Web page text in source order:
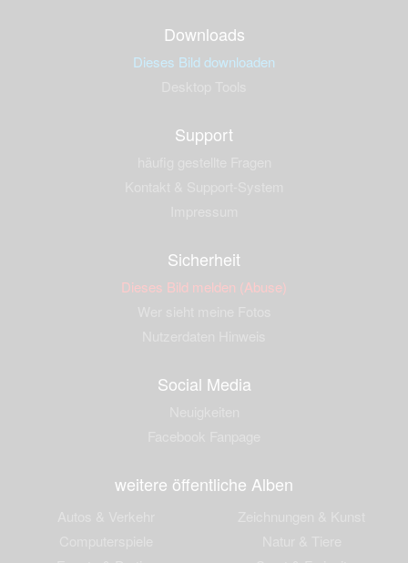
Downloads
Dieses Bild downloaden
Support
Sicherheit
Dieses Bild melden (Abuse)
Social Media
weitere öffentliche Alben